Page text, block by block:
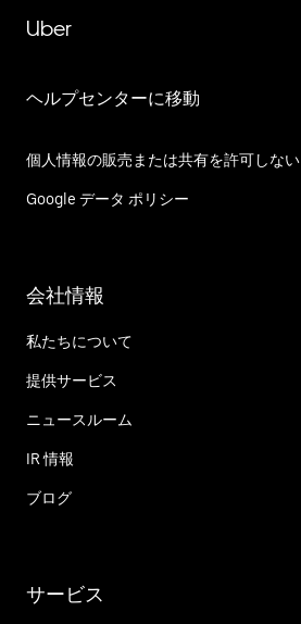
Uber
ヘルプセンターに移動
個人情報の販売または共有を許可しない
Google データ ポリシー
会社情報
私たちについて
提供サービス
ニュースルーム
IR 情報
ブログ
サービス